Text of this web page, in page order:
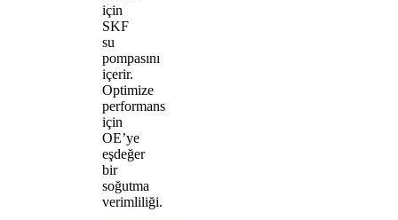
için
SKF
su
pompasını
içerir.
Optimize
performans
için
OE’ye
eşdeğer
bir
soğutma
verimliliği.